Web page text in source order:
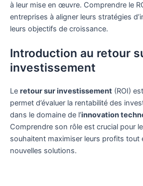
à leur mise en œuvre. Comprendre le
entreprises à aligner leurs stratégies
leurs objectifs de croissance.
Introduction au retour
investissement
Le retour sur investissement (ROI)
permet d’évaluer la rentabilité des
dans le domaine de l’innovation
Comprendre son rôle est crucial pour
souhaitent maximiser leurs profits tout
nouvelles solutions.